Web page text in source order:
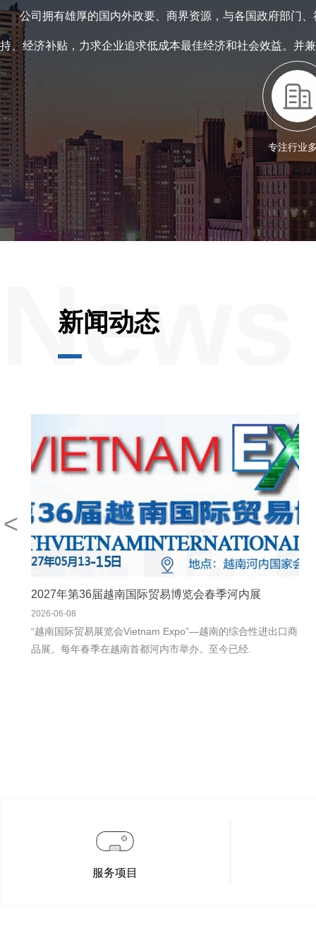
公司拥有雄厚的国内外政要、商界资源，与各国政府部门
持、经济补贴，力求企业追求低成本最佳经济和社会效益。并
专注行业
News
新闻动态
2027年第36届越南国际贸易博览会春季河内展
2026-06-08
“越南国际贸易展览会Vietnam Expo”—越南的综合性进出口商
品展。每年春季在越南首都河内市举办。至今已经.
<
服务项目